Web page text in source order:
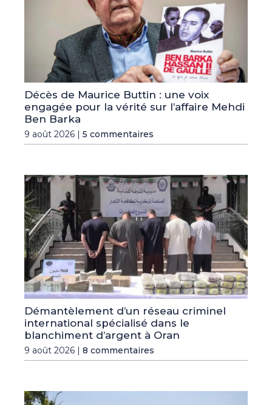
Décès de Maurice Buttin : une voix
engagée pour la vérité sur l’affaire Mehdi
Ben Barka
9 août 2026 | 5 commentaires
Démantèlement d’un réseau criminel
international spécialisé dans le
blanchiment d’argent à Oran
9 août 2026 | 8 commentaires